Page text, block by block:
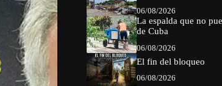
06/08/2026
La espalda que no
de Cuba
06/08/2026
El fin del bloqueo
06/08/2026